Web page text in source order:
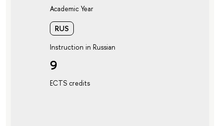
Academic Year
RUS
Instruction in Russian
9
ECTS credits